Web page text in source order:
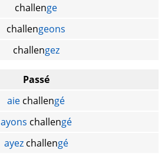
challenge
challengeons
challengez
Passé
aie challengé
ayons challengé
ayezchallengé